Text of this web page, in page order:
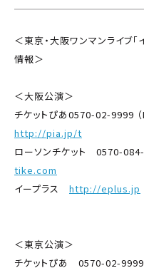
＜東京・大阪ワンマンライブ「
情報＞
＜大阪公演＞
チケットぴあ0570-02-9999
http://pia.jp/t
ローソンチケット 0570-
tike.com
イープラス http://eplus.jp
＜東京公演＞
チケットぴあ 0570-02-